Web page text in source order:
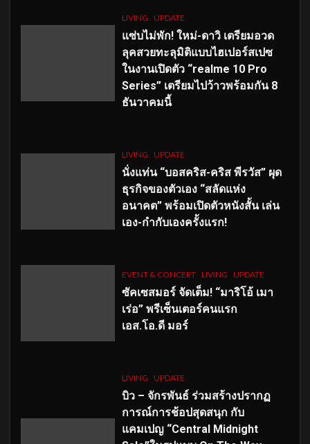
LIVING UPDATE
แซ่บไม่พัก! ใหม่-ดาวิ เตรียมอวด
ลุคสวยทะลุมิติแบบไฮเปอร์สเปซ
ในงานเปิดตัว “realme 10 Pro
Series” เตรียมไปว้าวพร้อมกัน 8
ธันวาคมนี้
LIVING UPDATE
นั่งแท่น “บอสคริส-คริส พีรวัส” ผุด
ธุรกิจของตัวเอง “สลัดแห่ง
อนาคต” พร้อมเปิดตัวหนังสั้น เล่น
เอง-กำกับเองครั้งแรก!
EVENT & CONCERT LIVING UPDATE
ซัคเซสมอร์ จัดเต็ม! “มาริโอ้ เมา
เร่อ” พรีเซ็นเตอร์คนแรก
เอส.โอ.ดี มอร์
LIVING UPDATE
บิว – จักรพันธ์ ร่วมสร้างปรากฏ
การณ์การช้อปสุดสนุก กับ
แคมเปญ “Central Midnight